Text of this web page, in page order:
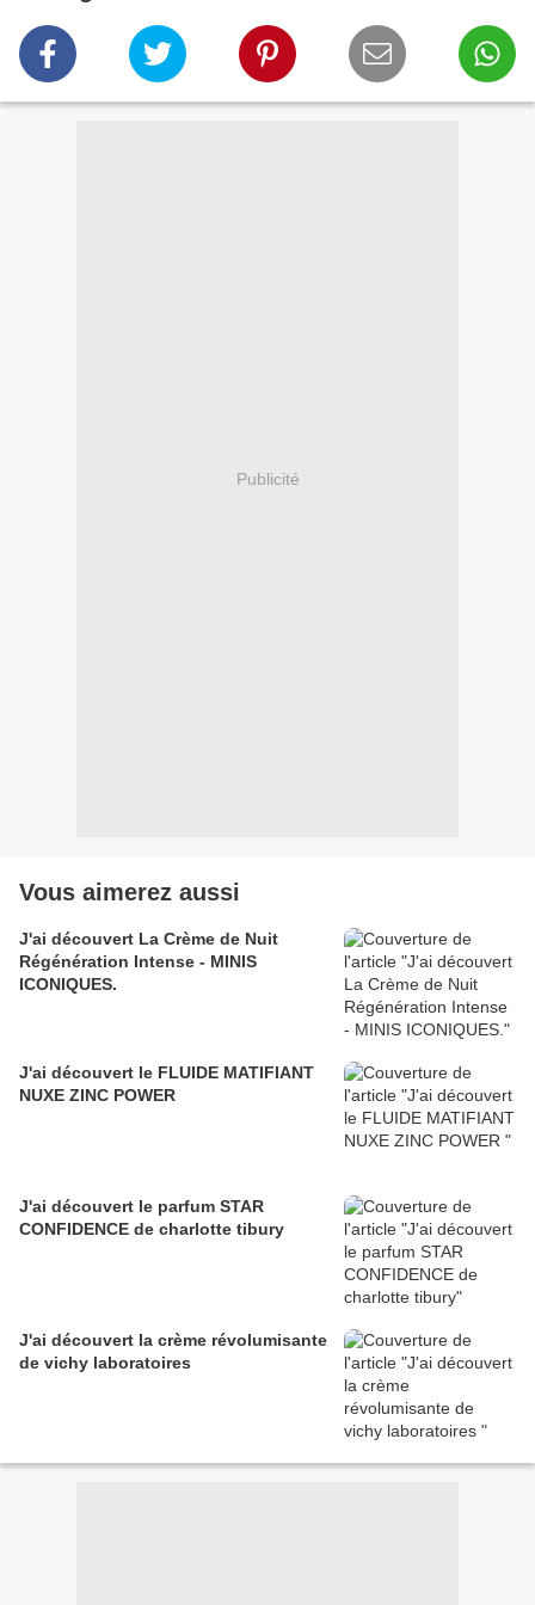
Publicité
Vous aimerez aussi
J'ai découvert La Crème de Nuit
Régénération Intense - MINIS
ICONIQUES.
J'ai découvert le FLUIDE MATIFIANT
NUXE ZINC POWER
J'ai découvert le parfum STAR
CONFIDENCE de charlotte tibury
J'ai découvert la crème révolumisante
de vichy laboratoires